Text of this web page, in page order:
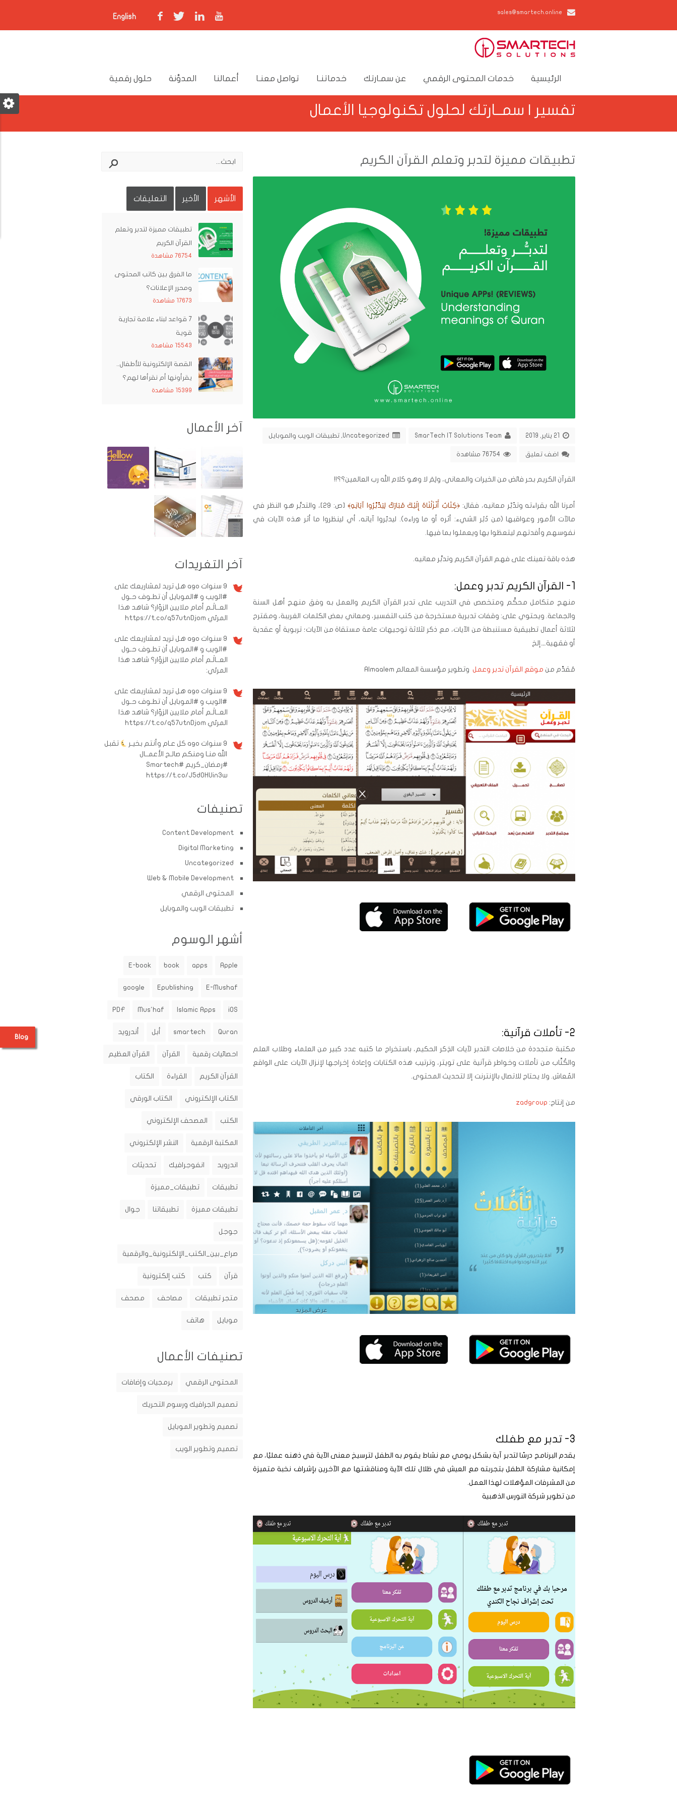
sales@smartech.online
English
الرئيسية خدمات المحتوى الرقمي عن سمـارتك خدماتنـا تواصل معنـا أعمالنا المدوَّنة حلول رقمية
تفسير | سمــارتك لحلول تكنولوجيا الأعمال
تطبيقات مميزة لتدبر وتعلم القرآن الكريم
SmarTech IT Solutions Team
Uncategorized
, تطبيقات الويب والموبايل
اضف تعليق
القرآن الكريم بحر فائض من الخيرات والمعاني، ولِمَ لا وهو كلام الله رب العالمين؟؟!!
أمرنا الله بقراءته وتدّبّر معانيه، فقال: ﴿كِتَابٌ أَنْزَلْنَاهُ إِلَيْكَ مُبَارَكٌ لِيَدَّبَّرُوا آيَاتِهِ﴾
[ص: 29]، والتدبُّر هو النظر في
مالآت الأمور وعواقبها (من دُبُر الشيء: أثره أو ما وراءه). ليدبّروا آياته، أي لينظروا ما أثر هذه الآيات في
نفوسهم وأفدتهم ليتعظوا بها ويعملوا بما فيها.
هذه باقة تعينك على فهم القرآن الكريم وتدبُّر معانيه.
1- القرآن الكريم تدبر وعمل:
منهج متكامل محكَّم ومتخصص في التدريب على تدبر القرآن الكريم والعمل به وفق منهج أهل السنة
والجماعة. ويحتوي على: وقفات تدبرية مستخرجة من كتب التفسير، ومعاني بعض الكلمات الغريبة، ومقترح
لثلاثة أعمال تطبيقية مستنبطة من الآيات، مع ذكر لثلاثة توجيهات عامة مستقاة من الآيات؛ تربوية أو عقدية
أو فقهية…إلخ
مُقدَّم من موقع القرآن تدبر وعمل وتطوير مؤسسة المعالم Almaalem
2- تأملات قرآنية:
مكتبة متجددة من خلاصات التدبر لآيات الذِكر الحكيم، باستخراج ما كتبه عدد كبير من العلماء وطلاب العلم
والكُتَّاب من تأملات وخواطر قرآنية على تويتر، وترتيب هذه الكتابات وإعادة إخراجها لإنزال الآيات على الواقع
المُعاش. ولا يحتاج للاتصال بالإنترنت إلا لتحديث المحتوى.
من إنتاج: zadgroup
3- تدبر مع طفلك
يقدم البرنامج درسًا لتدبر آية بشكل يومي مع نشاط يقوم به الطفل لترسيخ معنى اﻵية في ذهنه عمليًا، مع
إمكانية مشاركة الطفل بتجربته مع العيش في ظلال تلك اﻵية ومناقشتها مع اﻵخرين بإشراف نخبة متميزة
من المشرفات المؤهلات لهذا العمل.
من تطوير شركة النورس الذهبية
الأشهر الأخير التعليقات
تطبيقات مميزة لتدبر وتعلم
القرآن الكريم
76754 مشاهدة
ما الفرق بين كاتب المحتوى
ومحرر الإعلانات؟
17673 مشاهدة
7 قواعد لبناء علامة تجارية
قوية
15543 مشاهدة
القصة الإلكترونية للأطفال..
يقرأونها أم نقرأها لهم؟
15399 مشاهدة
آخر الأعمال
آخر التغريدات
9 سنوات ago
هل تريد لمشاريعك على
#الويب و #الموبايل أن تطـوف حـول
العــالَـم أمام ملايين الزوّار؟ شاهد هذا
المرئي https://t.co/q57utnDjom
9 سنوات ago
هل تريد لمشاريعك على
#الويب و #الموبايل أن تطـوف حـول
العــالَـم أمام ملايين الزوّار؟ شاهد هذا
المرئي:
9 سنوات ago
هل تريد لمشاريعك على
#الويب و #الموبايل أن تطـوف حـول
العــالَـم أمام ملايين الزوّار؟ شاهد هذا
المرئي https://t.co/q57utnDjom
9 سنوات ago كل عـام وأنتم بخيـر
تقبل
الله منـا ومنكم صالـح الأعمــال
#رمضان_كريم #Smartech
https://t.co/J5d0HUin3w
تصنيفات
Content Development
Digital Marketing
Uncategorized
Web & Mobile Development
المحتوى الرقمي
تطبيقات الويب والموبايل
أشهر الوسوم
Apple
apps
book
E-book
E-Mushaf
Epublishing
google
iOS
Islamic Apps
Mus'haf
PDF
Quran
smartech أبل أندرويد
احصائيات رقمية القرآن القرآن العظيم
القرآن الكريم القراءة الكتاب
الكتاب الإلكتروني الكتاب الورقي
الكتب المصحف الإلكتروني
المكتبة الرقمية النشر الإلكتروني
اندرويد انفوجرافيك تحديثات
تطبيقات تطبيقات_مميزة
تطبيقات مميزة تطبيقاتنا جوال
جوجل
صراع_بين_الكتب_الإلكترونية_والرقمية
قرآن كتب كتب إلكترونية
متجر تطبيقات مصاحف مصحف
موبايل هاتف
تصنيفات الأعمال
المحتوى الرقمي برمجيات وإضافات
تصميم الجرافيك ورسوم التحريك
تصميم وتطوير الموبايل
تصميم وتطوير الويب
Blog